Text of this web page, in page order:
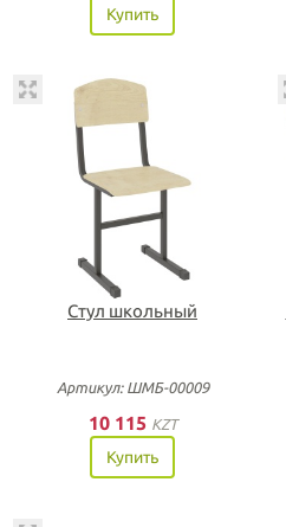
Купить
Стул школьный
Артикул: ШМБ-00009
10 115 KZT
Купить